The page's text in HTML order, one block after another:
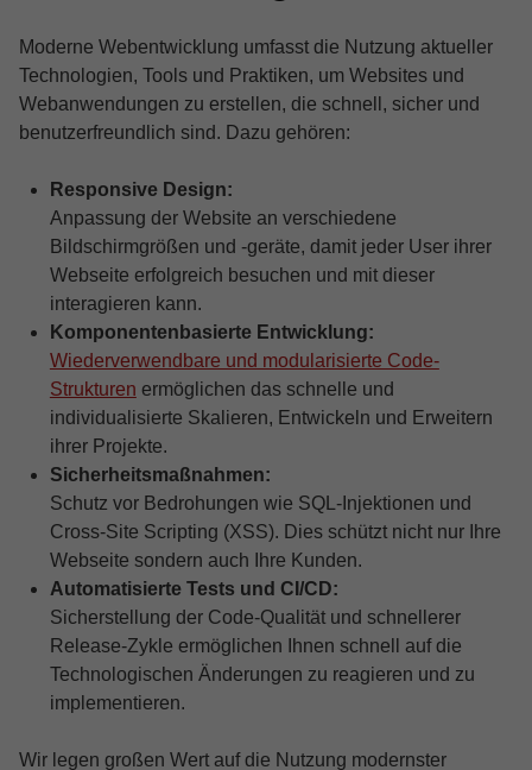
Moderne Webentwicklung umfasst die Nutzung aktueller
Technologien, Tools und Praktiken, um Websites und
Webanwendungen zu erstellen, die schnell, sicher und
benutzerfreundlich sind. Dazu gehören:
Responsive Design:
Anpassung der Website an verschiedene
Bildschirmgrößen und -geräte, damit jeder User ihrer
Webseite erfolgreich besuchen und mit dieser
interagieren kann.
Komponentenbasierte Entwicklung:
Wiederverwendbare und modularisierte Code-
Strukturen ermöglichen das schnelle und
individualisierte Skalieren, Entwickeln und Erweitern
ihrer Projekte.
Sicherheitsmaßnahmen:
Schutz vor Bedrohungen wie SQL-Injektionen und
Cross-Site Scripting (XSS). Dies schützt nicht nur Ihre
Webseite sondern auch Ihre Kunden.
Automatisierte Tests und CI/CD:
Sicherstellung der Code-Qualität und schnellerer
Release-Zykle ermöglichen Ihnen schnell auf die
Technologischen Änderungen zu reagieren und zu
implementieren.
Wir legen großen Wert auf die Nutzung modernster